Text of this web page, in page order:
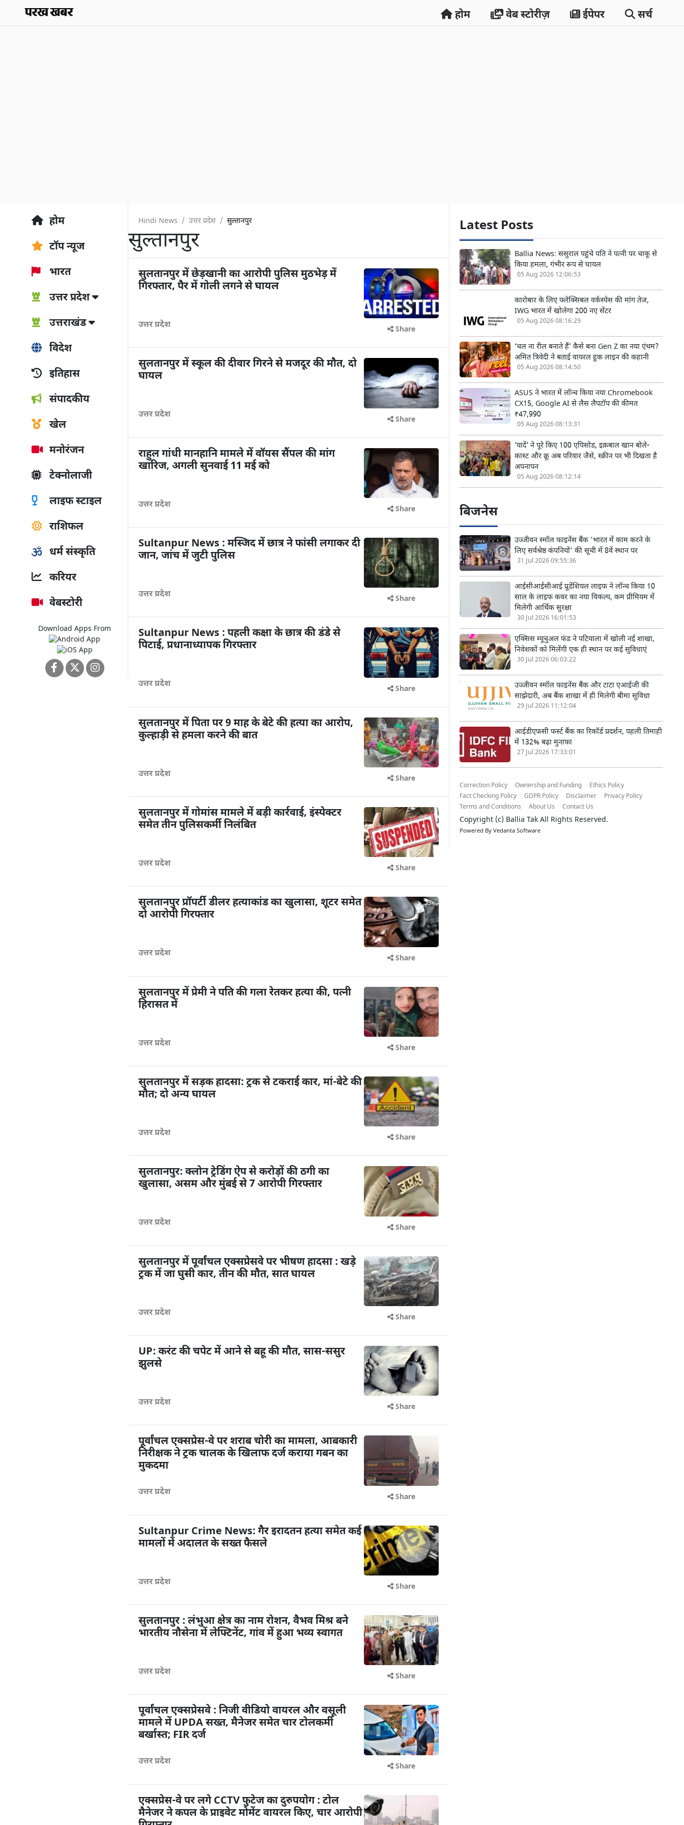
होम वेब स्टोरीज़ ईपेपर सर्च
होम
टॉप न्यूज
भारत
उत्तर प्रदेश
उत्तराखंड
विदेश
इतिहास
संपादकीय
खेल
मनोरंजन
टेक्नोलाजी
लाइफ स्टाइल
राशिफल
धर्म संस्कृति
करियर
वेबस्टोरी
Download Apps From
Hindi News उत्तर प्रदेश सुल्तानपुर
सुल्तानपुर
सुलतानपुर में छेड़खानी का आरोपी पुलिस मुठभेड़ में
गिरफ्तार, पैर में गोली लगने से घायल
उत्तर प्रदेश Share
सुलतानपुर में स्कूल की दीवार गिरने से मजदूर की मौत, दो
घायल
उत्तर प्रदेश Share
राहुल गांधी मानहानि मामले में वॉयस सैंपल की मांग
खारिज, अगली सुनवाई 11 मई को
उत्तर प्रदेश Share
Sultanpur News : मस्जिद में छात्र ने फांसी लगाकर दी
जान, जांच में जुटी पुलिस
उत्तर प्रदेश Share
Sultanpur News : पहली कक्षा के छात्र की डंडे से
पिटाई, प्रधानाध्यापक गिरफ्तार
उत्तर प्रदेश Share
सुलतानपुर में पिता पर 9 माह के बेटे की हत्या का आरोप,
कुल्हाड़ी से हमला करने की बात
उत्तर प्रदेश Share
सुलतानपुर में गोमांस मामले में बड़ी कार्रवाई, इंस्पेक्टर
समेत तीन पुलिसकर्मी निलंबित
उत्तर प्रदेश Share
सुलतानपुर प्रॉपर्टी डीलर हत्याकांड का खुलासा, शूटर समेत
दो आरोपी गिरफ्तार
उत्तर प्रदेश Share
सुलतानपुर में प्रेमी ने पति की गला रेतकर हत्या की, पत्नी
हिरासत में
उत्तर प्रदेश Share
सुलतानपुर में सड़क हादसा: ट्रक से टकराई कार, मां-बेटे की
मौत; दो अन्य घायल
उत्तर प्रदेश Share
सुलतानपुर: क्लोन ट्रेडिंग ऐप से करोड़ों की ठगी का
खुलासा, असम और मुंबई से 7 आरोपी गिरफ्तार
उत्तर प्रदेश Share
सुलतानपुर में पूर्वांचल एक्सप्रेसवे पर भीषण हादसा : खड़े
ट्रक में जा घुसी कार, तीन की मौत, सात घायल
उत्तर प्रदेश Share
UP: करंट की चपेट में आने से बहू की मौत, सास-ससुर
झुलसे
उत्तर प्रदेश Share
पूर्वांचल एक्सप्रेस-वे पर शराब चोरी का मामला, आबकारी
निरीक्षक ने ट्रक चालक के खिलाफ दर्ज कराया गबन का
मुकदमा
उत्तर प्रदेश Share
Sultanpur Crime News: गैर इरादतन हत्या समेत कई
मामलों में अदालत के सख्त फैसले
उत्तर प्रदेश Share
सुलतानपुर : लंभुआ क्षेत्र का नाम रोशन, वैभव मिश्र बने
भारतीय नौसेना में लेफ्टिनेंट, गांव में हुआ भव्य स्वागत
उत्तर प्रदेश Share
पूर्वांचल एक्सप्रेसवे : निजी वीडियो वायरल और वसूली
मामले में UPDA सख्त, मैनेजर समेत चार टोलकर्मी
बर्खास्त; FIR दर्ज
उत्तर प्रदेश Share
एक्सप्रेस-वे पर लगे CCTV फुटेज का दुरुपयोग : टोल
मैनेजर ने कपल के प्राइवेट मोमेंट वायरल किए, चार आरोपी
Latest Posts
Ballia News: ससुराल पहुंचे पति ने पत्नी पर चाकू से
किया हमला, गंभीर रूप से घायल
05 Aug 2026 12:06:53
कारोबार के लिए फ्लेक्सिबल वर्कस्पेस की मांग तेज,
IWG भारत में खोलेगा 200 नए सेंटर
05 Aug 2026 08:16:29
‘चल ना रील बनाते हैं’ कैसे बना Gen Z का नया एंथम?
अमित त्रिवेदी ने बताई वायरल हुक लाइन की कहानी
05 Aug 2026 08:14:50
ASUS ने भारत में लॉन्च किया नया Chromebook
CX15, Google AI से लैस लैपटॉप की कीमत
₹47,990
05 Aug 2026 08:13:31
‘यादें’ ने पूरे किए 100 एपिसोड, इक़बाल खान बोले-
कास्ट और क्रू अब परिवार जैसे, स्क्रीन पर भी दिखता है
अपनापन
05 Aug 2026 08:12:14
बिजनेस
उज्जीवन स्मॉल फाइनेंस बैंक 'भारत में काम करने के
लिए सर्वश्रेष्ठ कंपनियों' की सूची में 8वें स्थान पर
31 Jul 2026 09:55:36
आईसीआईसीआई प्रूडेंशियल लाइफ ने लॉन्च किया 10
साल के लाइफ कवर का नया विकल्प, कम प्रीमियम में
मिलेगी आर्थिक सुरक्षा
30 Jul 2026 16:01:53
एक्सिस म्यूचुअल फंड ने पटियाला में खोली नई शाखा,
निवेशकों को मिलेंगी एक ही स्थान पर कई सुविधाएं
30 Jul 2026 06:03:22
उज्जीवन स्मॉल फाइनेंस बैंक और टाटा एआईजी की
साझेदारी, अब बैंक शाखा में ही मिलेगी बीमा सुविधा
29 Jul 2026 11:12:04
आईडीएफसी फर्स्ट बैंक का रिकॉर्ड प्रदर्शन, पहली तिमाही
में 132% बढ़ा मुनाफा
27 Jul 2026 17:33:01
Correction Policy Ownership and Funding
Ethics Policy
Fact Checking Policy
GDPR Policy Disclaimer
Privacy Policy
Terms and Conditions
About Us Contact Us
Copyright (c) Ballia Tak All Rights Reserved.
Powered By Vedanta Software